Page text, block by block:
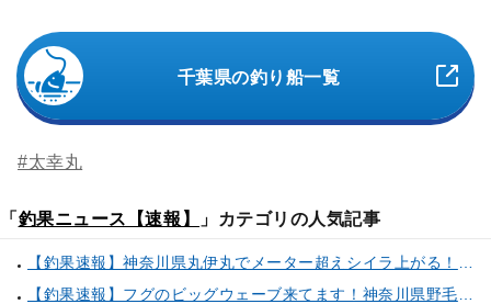
千葉県の釣り船一覧
#太幸丸
「 釣果ニュース【速報】 」カテゴリの人気記事